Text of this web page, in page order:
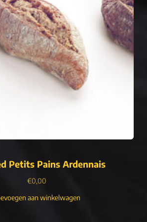
Petits Pains Ardennais
€0,00
aan winkelwagen